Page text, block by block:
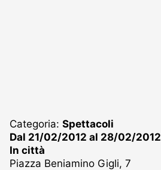
Categoria: Spettacoli
Dal 21/02/2012 al 28/02/2012
In città
Piazza Beniamino Gigli, 7